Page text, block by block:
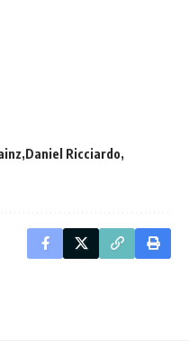
Daniel Ricciardo